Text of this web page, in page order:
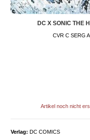
DC X SONIC THE
CVR C SERG
Artikel noch nicht
Verlag: DC COMICS